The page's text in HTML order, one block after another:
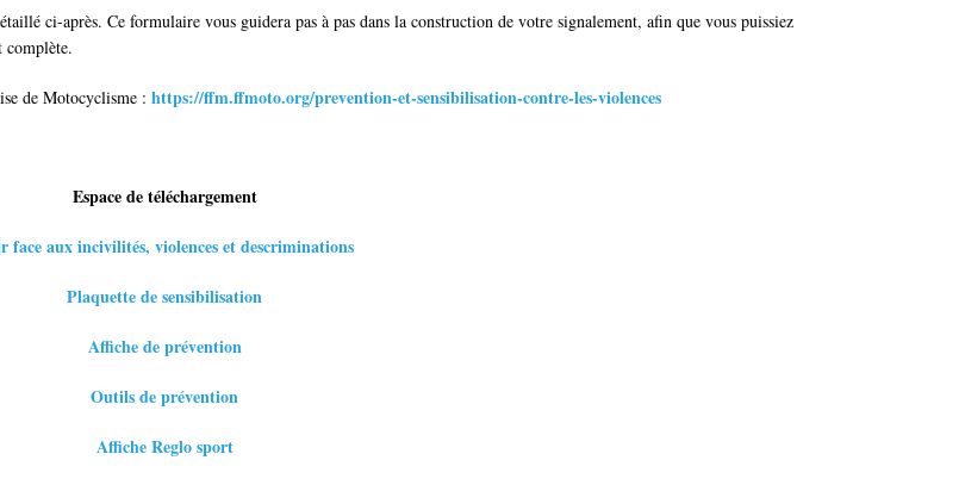
ci-après. Ce formulaire vous guidera pas à pas dans la construction de votre signalement, afin que vous puissiez
complète.
de Motocyclisme : https://ffm.ffmoto.org/prevention-et-sensibilisation-contre-les-violences
Espace de téléchargement
face aux incivilités, violences et descriminations
Plaquette de sensibilisation
Affiche de prévention
Outils de prévention
Affiche Reglo sport